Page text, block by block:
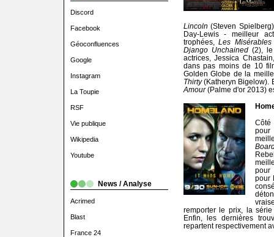
Discord
Facebook
Géoconfluences
Google
Instagram
La Toupie
RSF
Vie publique
Wikipedia
Youtube
News / Analyse
Acrimed
Blast
France 24
Lincoln (Steven
Day-Lewis - meilleur
trophées,Les Misérables
Django Unchained(2), le
actrices, Jessica
dans pas moins de 10
Golden Globe de la
Thirty(Katheryn Bigelow).
Amour(Palme d'or 2013)
pour
pour
pour
remporter le prix, la
Enfin, les dernières
repartent respectivement